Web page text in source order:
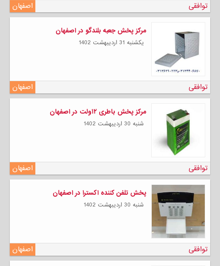
اصفهان توافقی
مرکز پخش جعبه بلندگو در اصفهان
يكشنبه 31 ارديبهشت 1402
اصفهان توافقی
مرکز پخش باطری ۱۲ولت در اصفهان
شنبه 30 ارديبهشت 1402
اصفهان توافقی
پخش تلفن کننده اکسترا در اصفهان
شنبه 30 ارديبهشت 1402
اصفهان توافقی